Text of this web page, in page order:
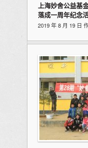
上海妙舍公益基
落成一周年纪念
2019 年 8 月 19 日